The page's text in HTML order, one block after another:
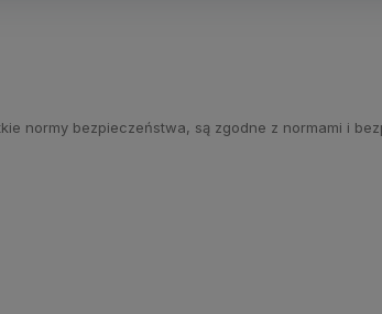
normy bezpieczeństwa, są zgodne z normami i